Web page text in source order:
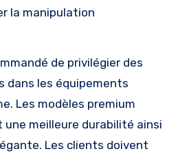
la manipulation
de privilégier des
dans les équipements
Les modèles premium
meilleure durabilité ainsi
Les clients doivent